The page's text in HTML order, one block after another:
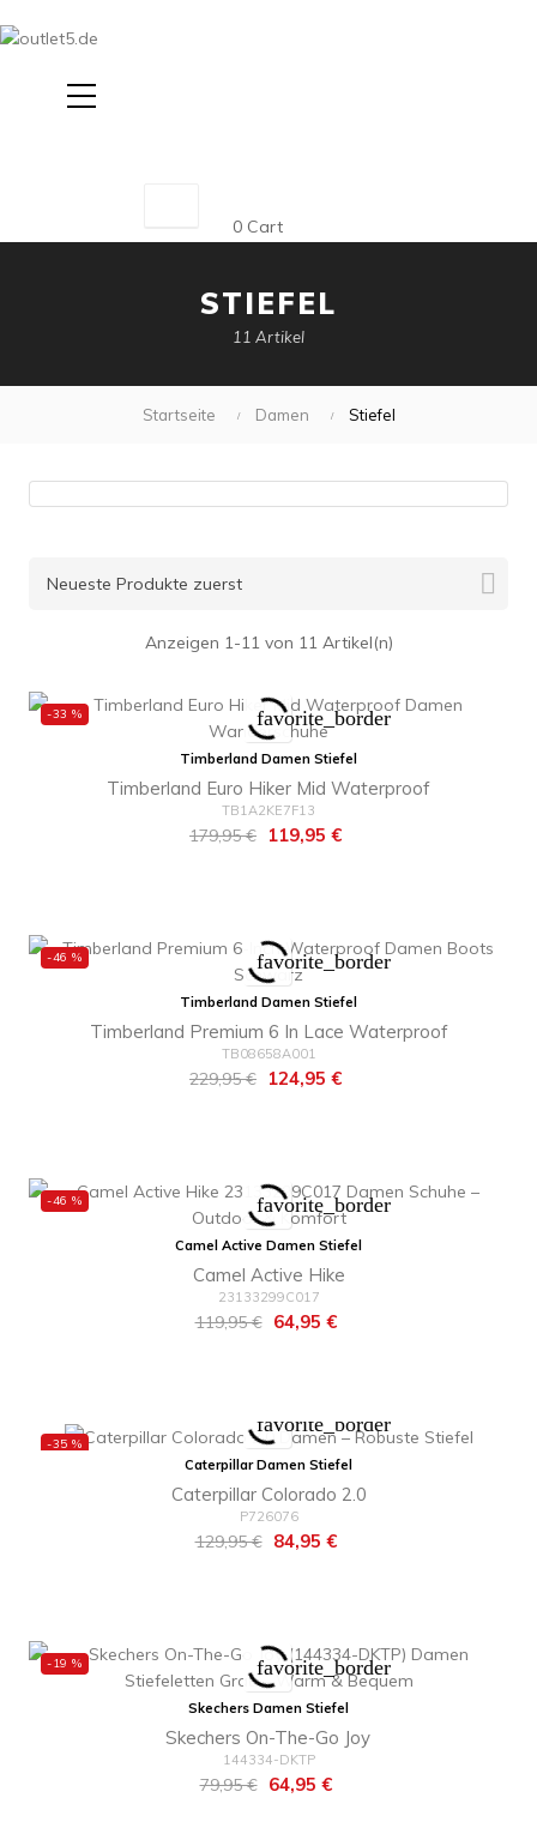
0 Cart
STIEFEL
11 Artikel
Startseite Damen Stiefel
Neueste Produkte zuerst 
Anzeigen 1-11 von 11 Artikel(n)
-33 % favorite_border
Timberland Damen Stiefel
Timberland Euro Hiker Mid Waterproof
TB1A2KE7F13
Regulärer
179,95 € Preis
119,95 €
-46 % favorite_border
Timberland Damen Stiefel
Timberland Premium 6 In Lace Waterproof
TB08658A001
Regulärer
229,95 € Preis
124,95 €
-46 % favorite_border
Camel Active Damen Stiefel
Camel Active Hike
23133299C017
Regulärer
119,95 € Preis
64,95 €
-35 %
favorite_border
Caterpillar Damen Stiefel
Caterpillar Colorado 2.0
P726076
Regulärer
129,95 € Preis
84,95 €
-19 % favorite_border
Skechers Damen Stiefel
Skechers On-The-Go Joy
144334-DKTP
Regulärer
79,95 € Preis
64,95 €